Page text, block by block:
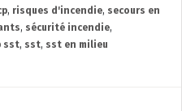
, risques d'incendie, secours en
, sécurité incendie,
sst, sst, sst en milieu